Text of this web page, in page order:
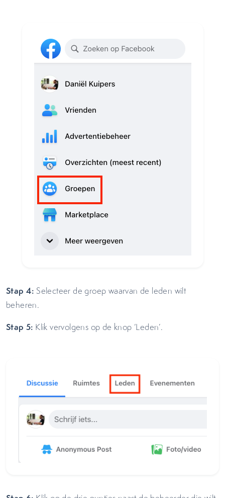
Stap 4: Selecteer de groep waarvan de leden wilt
beheren.
Stap 5: Klik vervolgens op de knop ‘Leden’.